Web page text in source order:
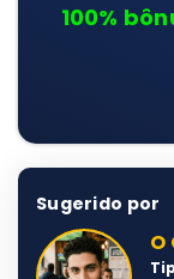
100%
Sugerido por
O